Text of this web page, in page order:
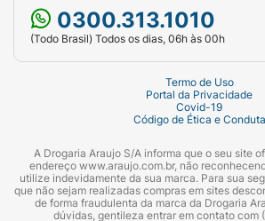
0300.313.1010
(Todo Brasil) Todos os dias, 06h às 00h
Termo de Uso
Portal da Privacidade
Covid-19
Código de Ética e Conduta
A Drogaria Araujo S/A informa que o seu site
endereço www.araujo.com.br, não
utilize indevidamente da sua marca. Para sua
que não sejam realizadas compras em sites
de forma fraudulenta da marca da Drogaria
dúvidas, gentileza entrar em contato com